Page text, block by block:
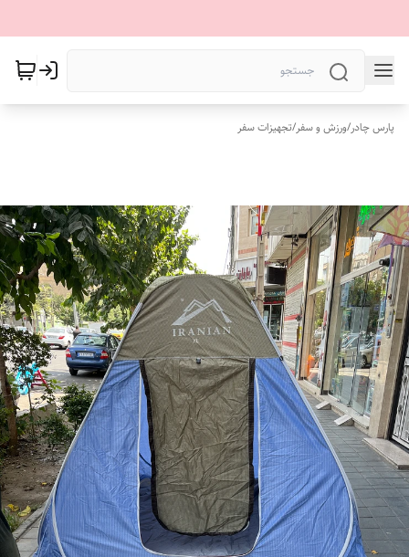
پارس چادر/ورزش و سفر/تجهیزات سفر